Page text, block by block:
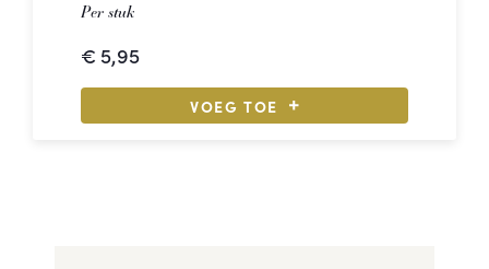
Per stuk
€ 5,95
VOEG TOE